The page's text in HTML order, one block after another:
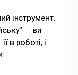
інструмент.
— ви
в роботі, і